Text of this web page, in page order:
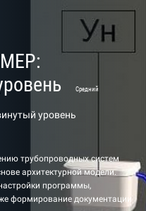
Средний
уровень
трубопроводных систем
архитектурной модели.
программы,
формирование документации